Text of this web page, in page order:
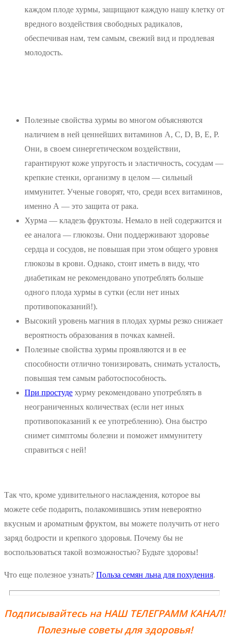
каждом плоде хурмы, защищают каждую нашу клетку от
вредного воздействия свободных радикалов,
обеспечивая нам, тем самым, свежий вид и продлевая
молодость.
Полезные свойства хурмы во многом объясняются
наличием в ней ценнейших витаминов A, C, D, B, E, P.
Они, в своем синергетическом воздействии,
гарантируют коже упругость и эластичность, сосудам —
крепкие стенки, организму в целом — сильный
иммунитет. Ученые говорят, что, среди всех витаминов,
именно А — это защита от рака.
Хурма — кладезь фруктозы. Немало в ней содержится и
ее аналога — глюкозы. Они поддерживают здоровье
сердца и сосудов, не повышая при этом общего уровня
глюкозы в крови. Однако, стоит иметь в виду, что
диабетикам не рекомендовано употреблять больше
одного плода хурмы в сутки (если нет иных
противопоказаний!).
Высокий уровень магния в плодах хурмы резко снижает
вероятность образования в почках камней.
Полезные свойства хурмы проявляются и в ее
способности отлично тонизировать, снимать усталость,
повышая тем самым работоспособность.
При простуде хурму рекомендовано употреблять в
неограниченных количествах (если нет иных
противопоказаний к ее употреблению). Она быстро
снимет симптомы болезни и поможет иммунитету
справиться с ней!
Так что, кроме удивительного наслаждения, которое вы
можете себе подарить, полакомившись этим невероятно
вкусным и ароматным фруктом, вы можете получить от него
заряд бодрости и крепкого здоровья. Почему бы не
воспользоваться такой возможностью? Будьте здоровы!
Что еще полезное узнать? Польза семян льна для похудения.
Подписывайтесь на НАШ ТЕЛЕГРАММ КАНАЛ!
Полезные советы для здоровья!